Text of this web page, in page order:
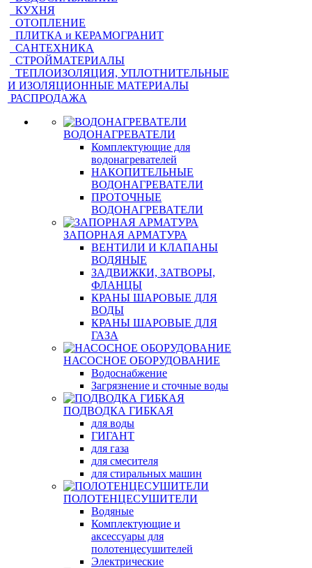
КУХНЯ
ОТОПЛЕНИЕ
ПЛИТКА и КЕРАМОГРАНИТ
САНТЕХНИКА
СТРОЙМАТЕРИАЛЫ
ТЕПЛОИЗОЛЯЦИЯ, УПЛОТНИТЕЛЬНЫЕ
И ИЗОЛЯЦИОННЫЕ МАТЕРИАЛЫ
РАСПРОДАЖА
ВОДОНАГРЕВАТЕЛИ
Комплектующие для
водонагревателей
НАКОПИТЕЛЬНЫЕ
ВОДОНАГРЕВАТЕЛИ
ПРОТОЧНЫЕ
ВОДОНАГРЕВАТЕЛИ
ЗАПОРНАЯ АРМАТУРА
ВЕНТИЛИ И КЛАПАНЫ
ВОДЯНЫЕ
ЗАДВИЖКИ, ЗАТВОРЫ,
ФЛАНЦЫ
КРАНЫ ШАРОВЫЕ ДЛЯ
ВОДЫ
КРАНЫ ШАРОВЫЕ ДЛЯ
ГАЗА
НАСОСНОЕ ОБОРУДОВАНИЕ
Водоснабжение
Загрязнение и сточные воды
ПОДВОДКА ГИБКАЯ
для воды
ГИГАНТ
для газа
для смесителя
для стиральных машин
ПОЛОТЕНЦЕСУШИТЕЛИ
Водяные
Комплектующие и
аксессуары для
полотенцесушителей
Электрические